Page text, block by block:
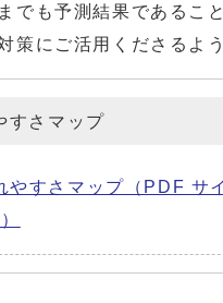
でも予測結果であるこ
策にご活用くださるよ
すさマップ
やすさマップ（PDF サ